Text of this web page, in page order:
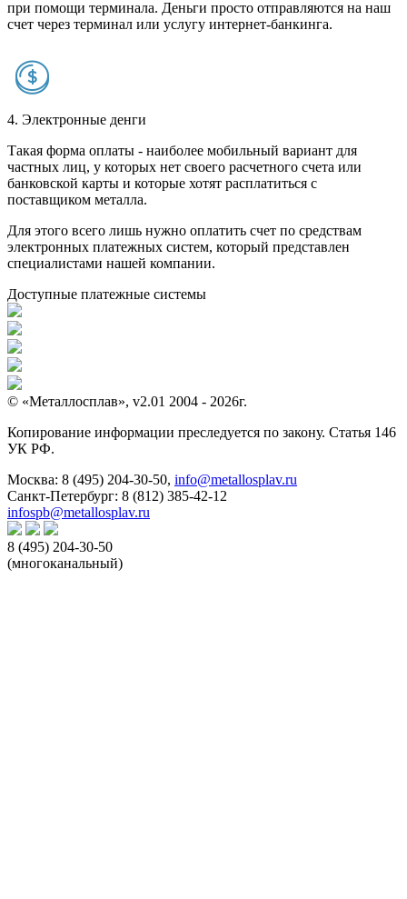
при помощи терминала. Деньги просто отправляются на наш
счет через терминал или услугу интернет-банкинга.
4. Электронные денги
Такая форма оплаты - наиболее мобильный вариант для
частных лиц, у которых нет своего расчетного счета или
банковской карты и которые хотят расплатиться с
поставщиком металла.
Для этого всего лишь нужно оплатить счет по средствам
электронных платежных систем, который представлен
специалистами нашей компании.
Доступные платежные системы
© «Металлосплав», v2.01 2004 - 2026г.
Копирование информации преследуется по закону. Статья 146
УК РФ.
Москва: 8 (495) 204-30-50, info@metallosplav.ru
Санкт-Петербург: 8 (812) 385-42-12
infospb@metallosplav.ru
8 (495) 204-30-50
(многоканальный)